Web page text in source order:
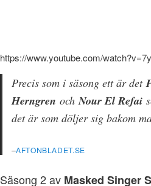
https://www.youtube.com/
Precis som i säsong ett är det
Herngren och Nour El Refai
det är som döljer sig bakom
–AFTONBLADET.SE
Säsong 2 av Masked Singer